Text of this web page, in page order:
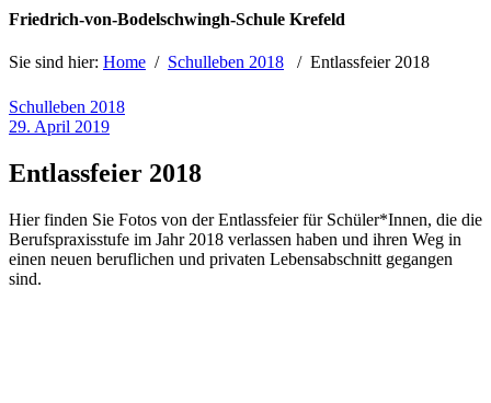
Friedrich-von-Bodelschwingh-Schule Krefeld
Sie sind hier: Home / Schulleben 2018 / Entlassfeier 2018
Schulleben 2018
29. April 2019
Entlassfeier 2018
Hier finden Sie Fotos von der Entlassfeier für Schüler*Innen, die die
Berufspraxisstufe im Jahr 2018 verlassen haben und ihren Weg in
einen neuen beruflichen und privaten Lebensabschnitt gegangen
sind.